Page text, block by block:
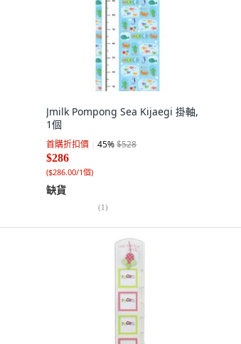
Jmilk Pompong Sea Kijaegi 掛軸,
1個
首購折扣價 45%$528
$286
($286.00/1個)
缺貨
(1)